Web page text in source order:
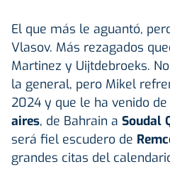
El que más le aguantó,
Vlasov. Más rezagados
Martinez y Uijtdebroeks.
la general, pero Mikel
2024 y que le ha venido
aires, de Bahrain a Soudal
será fiel escudero de
grandes citas del